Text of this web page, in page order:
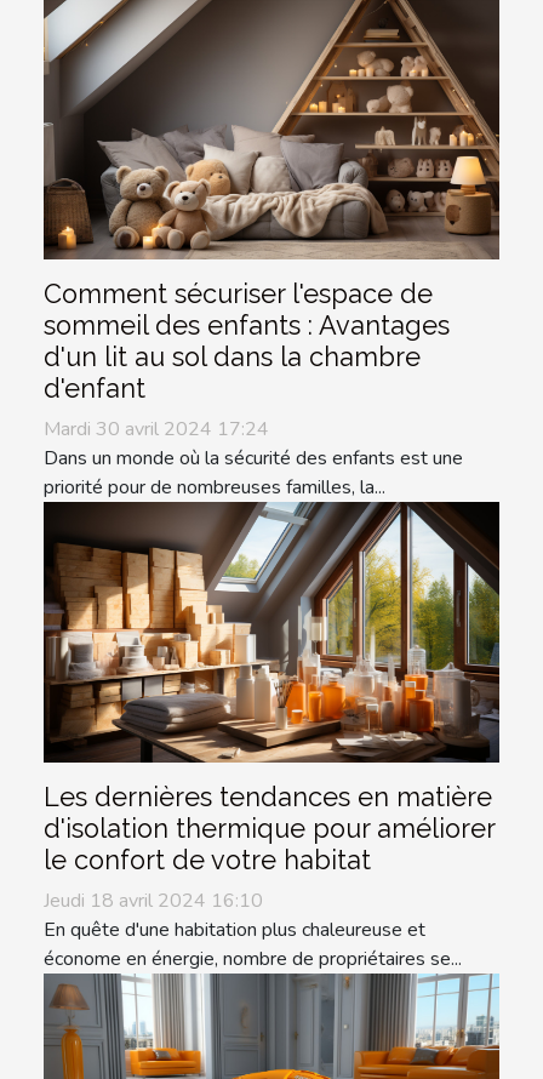
Comment sécuriser l'espace de
sommeil des enfants : Avantages
d'un lit au sol dans la chambre
d'enfant
Mardi 30 avril 2024 17:24
Dans un monde où la sécurité des enfants est une
priorité pour de nombreuses familles, la...
Les dernières tendances en matière
d'isolation thermique pour améliorer
le confort de votre habitat
Jeudi 18 avril 2024 16:10
En quête d'une habitation plus chaleureuse et
économe en énergie, nombre de propriétaires se...